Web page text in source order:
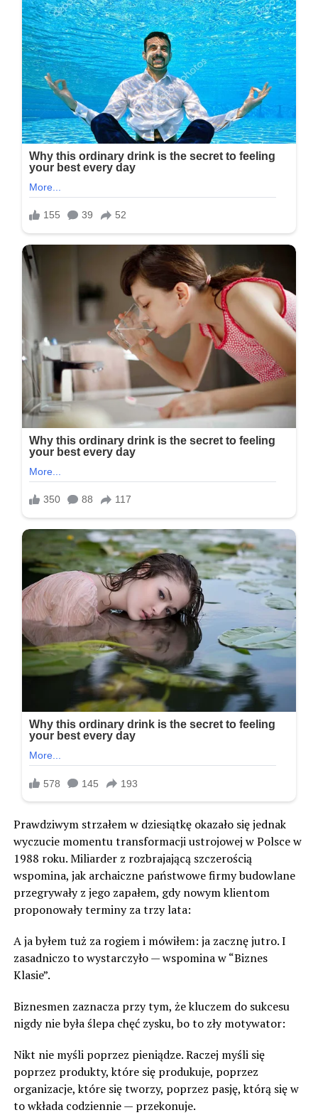
Prawdziwym strzałem w dziesiątkę okazało się jednak
wyczucie momentu transformacji ustrojowej w Polsce w
1988 roku. Miliarder z rozbrajającą szczerością
wspomina, jak archaiczne państwowe firmy budowlane
przegrywały z jego zapałem, gdy nowym klientom
proponowały terminy za trzy lata:
A ja byłem tuż za rogiem i mówiłem: ja zacznę jutro. I
zasadniczo to wystarczyło — wspomina w “Biznes
Klasie”.
Biznesmen zaznacza przy tym, że kluczem do sukcesu
nigdy nie była ślepa chęć zysku, bo to zły motywator:
Nikt nie myśli poprzez pieniądze. Raczej myśli się
poprzez produkty, które się produkuje, poprzez
organizacje, które się tworzy, poprzez pasję, którą się w
to wkłada codziennie — przekonuje.